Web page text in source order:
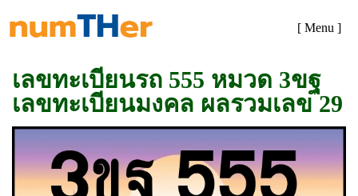
[ Menu ]
เลขทะเบียนรถ 555 หมวด 3ขฐ
เลขทะเบียนมงคล ผลรวมเลข 29